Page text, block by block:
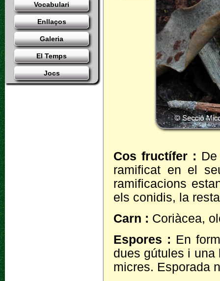
Vocabulari
Enllaços
Galeria
El Temps
Jocs
Cos fructífer :
ramificat en el
ramificacions
els conidis, la
Carn : Coriàcea,
Espores : En
dues gútules i una
micres. Esporada